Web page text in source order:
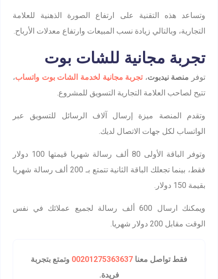
وتساعد هذه التقنية على ارتفاع الصورة الذهنية للعلامة
التجارية، وبالتالي زيادة نسب المبيعات وارتفاع معدلات الأرباح.
تجربة مجانية للشات بوت
توفر منصة نيدبوت،تجربة مجانية لخدمة الشات بوت واتساب،
تتيح لصاحب العلامة التجارية التسويق للمشروع.
وتقدم المنصة ميزة إرسال آلاف الرسائل للتسويق عبر
الواتساب لكل جهات الاتصال لديك.
وتوفر الباقة الأولى 80 ألف رسالة شهريا قيمتها 100 دولار
فقط، بينما تجعلك الباقة الثانية تتمتع بـ 200 ألف رسالة شهريا
بقيمة 150 دولار.
ويمكنك ارسال 600 ألف رسالة لجميع عملائك في نفس
الوقت مقابل 200 دولار شهريا.
فقط تواصل معنا 00201275363637 وتمتع بتجربة
فريدة.